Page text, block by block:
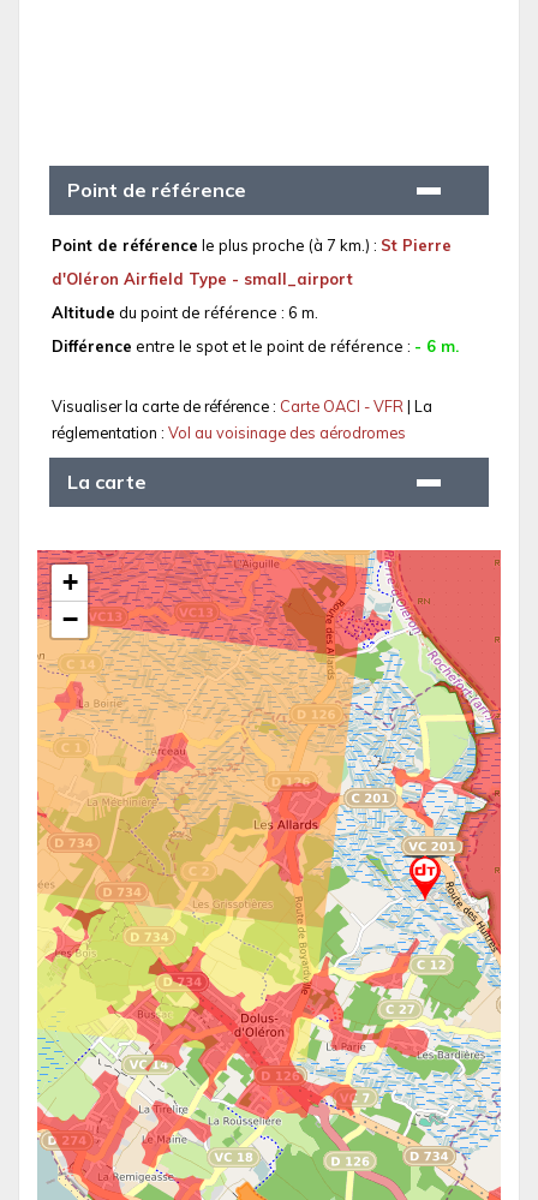
Point de référence
Point de référence le plus proche (à 7 km.) : St Pierre
d'Oléron Airfield Type - small_airport
Altitude du point de référence : 6 m.
Différence entre le spot et le point de référence : - 6 m.
Visualiser la carte de référence : Carte OACI - VFR| La
réglementation : Vol au voisinage des aérodromes
La carte